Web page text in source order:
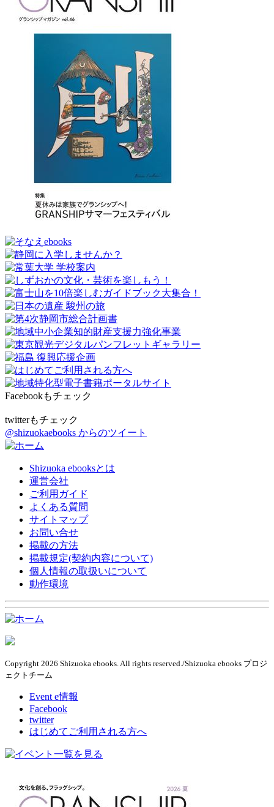
Facebookもチェック
twitterもチェック
@shizuokaebooks からのツイート
Shizuoka ebooksとは
運営会社
ご利用ガイド
よくある質問
サイトマップ
お問い合せ
掲載の方法
掲載規定(契約内容について)
個人情報の取扱いについて
動作環境
Copyright 2026 Shizuoka ebooks. All rights reserved./Shizuoka ebooks プロジ
ェクトチーム
Event e情報
Facebook
twitter
はじめてご利用される方へ